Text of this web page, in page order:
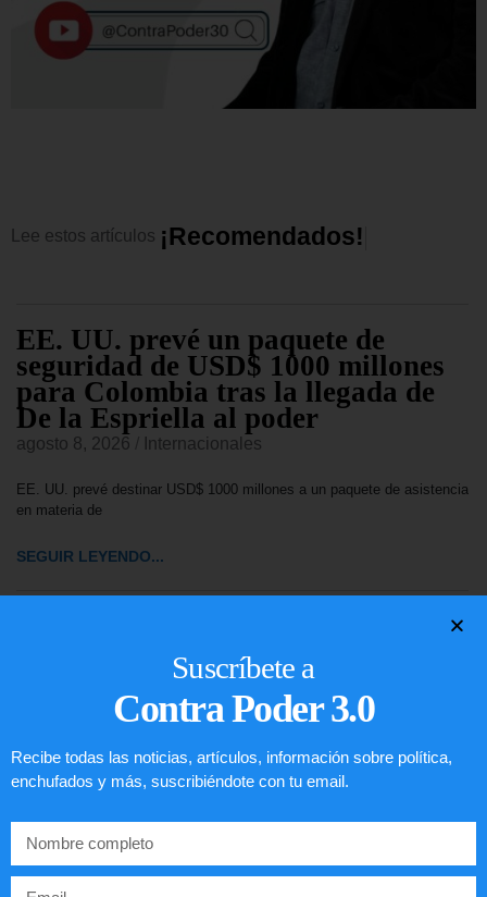
Lee estos artículos ¡Recomendados!
EE. UU. prevé un paquete de
seguridad de USD$ 1000 millones
para Colombia tras la llegada de
De la Espriella al poder
agosto 8, 2026 Internacionales
EE. UU. prevé destinar USD$ 1000 millones a un paquete de asistencia
en materia de
SEGUIR LEYENDO...
Suscríbete a
Contra Poder 3.0
Recibe todas las noticias, artículos, información sobre política,
enchufados y más, suscribiéndote con tu email.